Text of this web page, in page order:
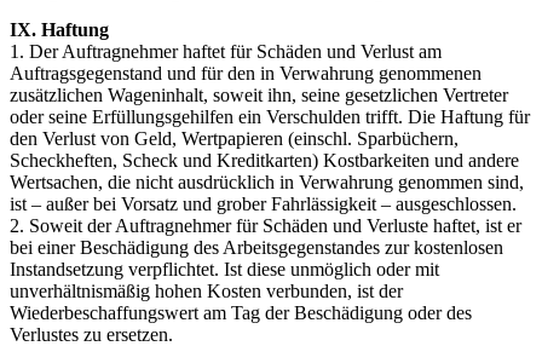
IX. Haftung
1. Der Auftragnehmer haftet für Schäden und Verlust am
Auftragsgegenstand und für den in Verwahrung genommenen
zusätzlichen Wageninhalt, soweit ihn, seine gesetzlichen Vertreter
oder seine Erfüllungsgehilfen ein Verschulden trifft. Die Haftung für
den Verlust von Geld, Wertpapieren (einschl. Sparbüchern,
Scheckheften, Scheck und Kreditkarten) Kostbarkeiten und andere
Wertsachen, die nicht ausdrücklich in Verwahrung genommen sind,
ist – außer bei Vorsatz und grober Fahrlässigkeit – ausgeschlossen.
2. Soweit der Auftragnehmer für Schäden und Verluste haftet, ist er
bei einer Beschädigung des Arbeitsgegenstandes zur kostenlosen
Instandsetzung verpflichtet. Ist diese unmöglich oder mit
unverhältnismäßig hohen Kosten verbunden, ist der
Wiederbeschaffungswert am Tag der Beschädigung oder des
Verlustes zu ersetzen.